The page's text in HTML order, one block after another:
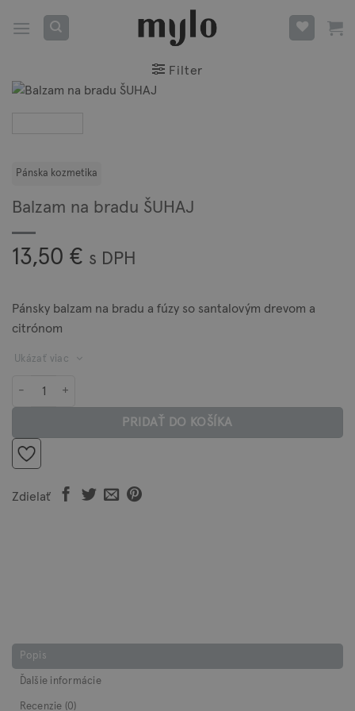
Filter
Balzam na bradu ŠUHAJ
13,50 € s DPH
Pánsky balzam na bradu a fúzy so santalovým drevom a
citrónom
Ukázať viac
PRIDAŤ DO KOŠÍKA
Zdielať
Popis
Ďalšie informácie
Recenzie (0)